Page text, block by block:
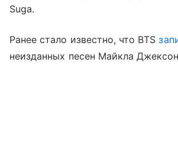
Suga.
Ранее стало известно, что BTS
неизданных песен Майкла